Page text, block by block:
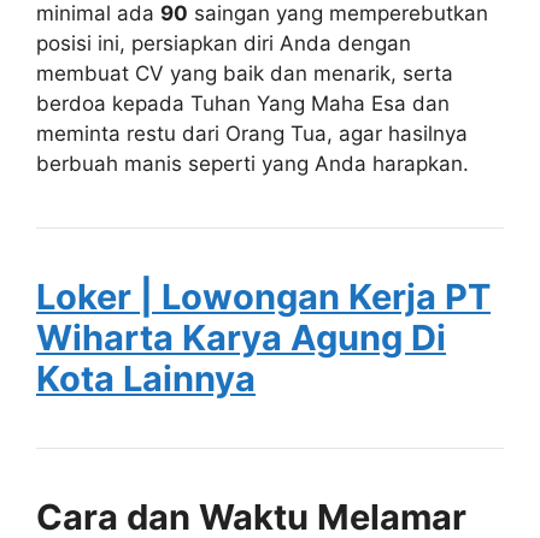
minimal ada 90 saingan yang memperebutkan
posisi ini, persiapkan diri Anda dengan
membuat CV yang baik dan menarik, serta
berdoa kepada Tuhan Yang Maha Esa dan
meminta restu dari Orang Tua, agar hasilnya
berbuah manis seperti yang Anda harapkan.
Loker | Lowongan Kerja PT
Wiharta Karya Agung Di
Kota Lainnya
Cara dan Waktu Melamar